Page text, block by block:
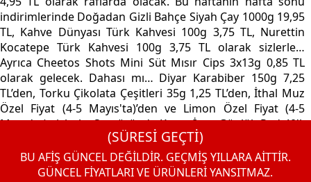
indirimlerinde Doğadan Gizli Bahçe Siyah Çay 1000g 19,95
TL, Kahve Dünyası Türk Kahvesi 100g 3,75 TL, Nurettin
Kocatepe Türk Kahvesi 100g 3,75 TL olarak sizlerle…
Ayrıca Cheetos Shots Mini Süt Mısır Cips 3x13g 0,85 TL
olarak gelecek. Dahası mı… Diyar Karabiber 150g 7,25
TL’den, Torku Çikolata Çeşitleri 35g 1,25 TL’den, İthal Muz
Özel Fiyat (4-5 Mayıs'ta)’den ve Limon Özel Fiyat (4-5
Mayıs'ta) sizlerle. Son üründe Kotex İnce Günlük Ped 40'lı
6,95 TL fiyatı ile 4 Mayıs günü A101’de…
(SÜRESİ GEÇTİ)
BU AFİŞ GÜNCEL DEĞİLDİR. GEÇMİŞ YILLARA AİTTİR.
GÜNCEL FİYATLARI VE ÜRÜNLERİ YANSITMAZ.